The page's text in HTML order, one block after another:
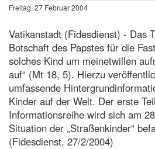
Freitag, 27 Februar 2004
Vatikanstadt (Fidesdienst) - Das
Botschaft des Papstes für die
solches Kind um meinetwillen
auf“ (Mt 18, 5). Hierzu
umfassende
Kinder auf der Welt. Der erste
Informationsreihe wird sich am
Situation der „Straßenkinder“
(Fidesdienst, 27/2/2004)